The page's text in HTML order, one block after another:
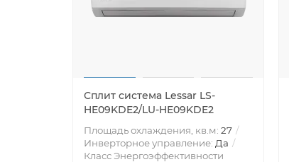
Сплит система Lessar LS-
HE09KDE2/LU-HE09KDE2
Площадь охлаждения, кв.м: 27
Инверторное управление: Да
Класс Энергоэффективности